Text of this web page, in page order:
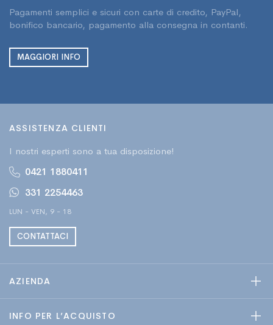
Pagamenti semplici e sicuri con carte di credito, PayPal,
bonifico bancario, pagamento alla consegna in contanti.
MAGGIORI INFO
ASSISTENZA CLIENTI
I nostri esperti sono a tua disposizione!
0421 1880411
331 2254463
LUN - VEN, 9 - 18
CONTATTACI
AZIENDA
INFO PER L’ACQUISTO